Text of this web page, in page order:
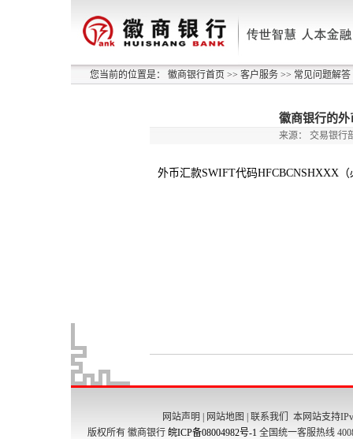
您当前的位置是： 徽商银行首页 >> 客户服务 >> 常见问题解答
徽商银行的
来源： 交易银行
网站声明 网站地图 联系我们
本网站支持
版权所有 徽商银行 皖ICP备08004982号-1 全国统一客服热线